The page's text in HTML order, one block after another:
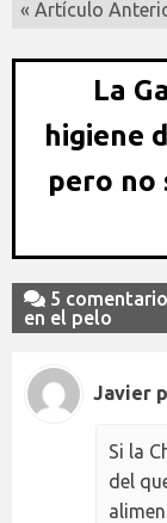
« Artículo
La
higiene
pero no
5
en el pelo
Javier
Si la
del